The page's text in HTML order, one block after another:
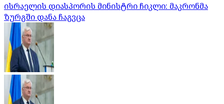
ისრაელის დიასპორის მინისტრი ჩიკლი: მაკრონმა
ზურგში დანა ჩაგვცა